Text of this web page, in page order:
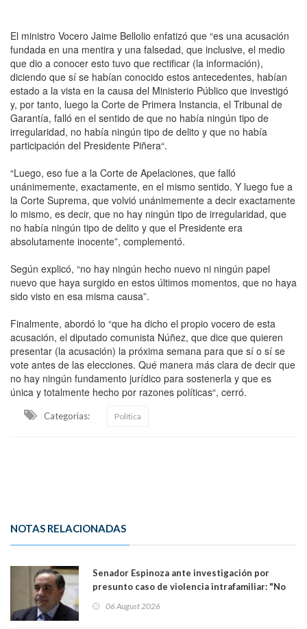
El ministro Vocero Jaime Bellolio enfatizó que “es una acusación
fundada en una mentira y una falsedad, que inclusive, el medio
que dio a conocer esto tuvo que rectificar (la información),
diciendo que sí se habían conocido estos antecedentes, habían
estado a la vista en la causa del Ministerio Público que investigó
y, por tanto, luego la Corte de Primera Instancia, el Tribunal de
Garantía, falló en el sentido de que no había ningún tipo de
irregularidad, no había ningún tipo de delito y que no había
participación del Presidente Piñera“.
“Luego, eso fue a la Corte de Apelaciones, que falló
unánimemente, exactamente, en el mismo sentido. Y luego fue a
la Corte Suprema, que volvió unánimemente a decir exactamente
lo mismo, es decir, que no hay ningún tipo de irregularidad, que
no había ningún tipo de delito y que el Presidente era
absolutamente inocente”, complementó.
Según explicó, “no hay ningún hecho nuevo ni ningún papel
nuevo que haya surgido en estos últimos momentos, que no haya
sido visto en esa misma causa”.
Finalmente, abordó lo “que ha dicho el propio vocero de esta
acusación, el diputado comunista Núñez, que dice que quieren
presentar (la acusación) la próxima semana para que sí o sí se
vote antes de las elecciones. Qué manera más clara de decir que
no hay ningún fundamento jurídico para sostenerla y que es
única y totalmente hecho por razones políticas“, cerró.
Categorias: Política
NOTAS RELACIONADAS
Senador Espinoza ante investigación por
presunto caso de violencia intrafamiliar: "No
antecedentes a Tribunal Supremo
06 August 2026